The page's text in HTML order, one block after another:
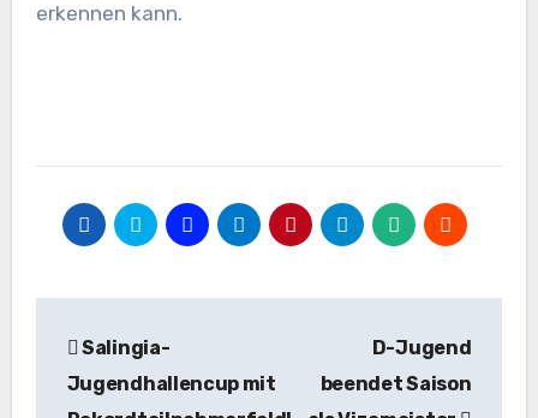
erkennen kann.
Salingia-
Jugendhallencup mit
D-Jugend
beendet Saison